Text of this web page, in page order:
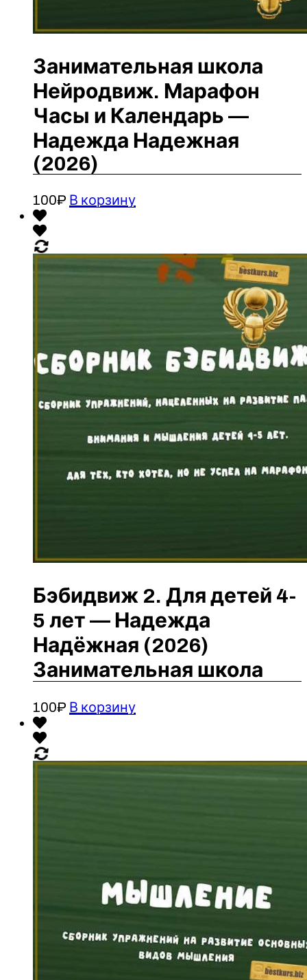
Занимательная школа
Нейродвиж. Марафон
Часы и Календарь —
Надежда Надежная
(2026)
100₽ В корзину
Бэбидвиж 2. Для детей 4-
5 лет — Надежда
Надёжная (2026)
Занимательная школа
100₽ В корзину